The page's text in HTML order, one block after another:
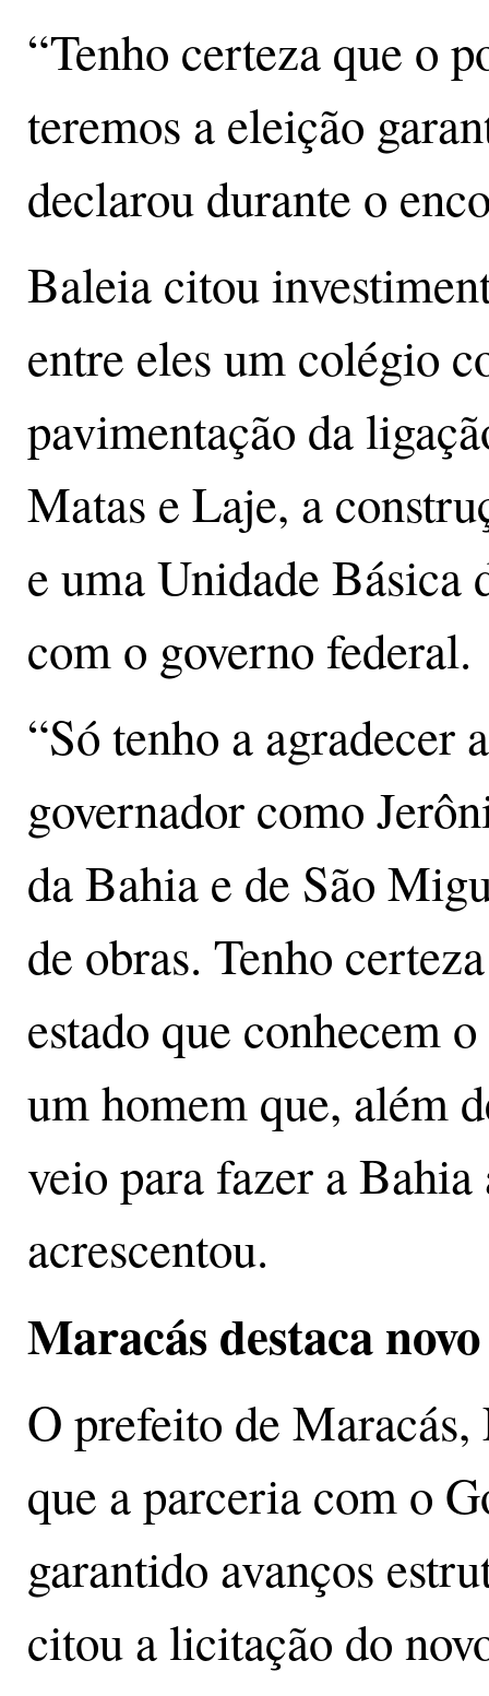
“Tenho certeza que o
teremos a eleição
declarou durante o
Baleia citou
entre eles um colégio
pavimentação da
Matas e Laje, a
e uma Unidade Básica
com o governo federal.
“Só tenho a agradecer
governador como
da Bahia e de São
de obras. Tenho
estado que conhecem
um homem que, além
veio para fazer a Bahia
acrescentou.
Maracás destaca
O prefeito de
que a parceria com o
garantido avanços
citou a licitação do